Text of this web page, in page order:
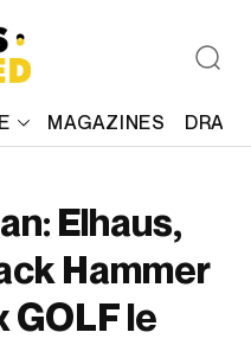
MAGAZINES
Elhaus,
Hammer
GOLF le